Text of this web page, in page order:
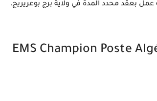
بعقد محدد المدة في ولاية برج بوعريريج،